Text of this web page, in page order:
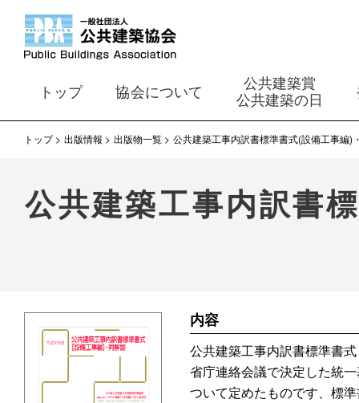
トップ 協会について
公共建築賞
公共建築の日
トップ 出版情報 出版物一覧 公共建築工事内訳書標準書式(設備工事編)
公共建築工事内訳書
内容
公共建築工事内訳書標準書
省庁連絡会議で決定した統
ついて定めたものです、標